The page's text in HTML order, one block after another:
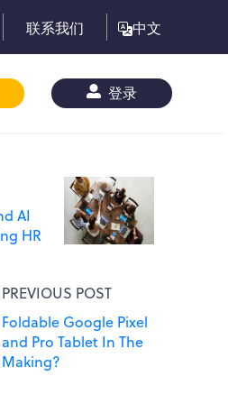
联系我们 中文
登录
AI
HR
PREVIOUS POST
Foldable Google Pixel
and Pro Tablet In The
Making?